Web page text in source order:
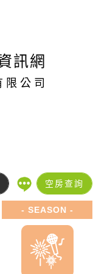
訊網
公司
空房查詢
- SEASON -